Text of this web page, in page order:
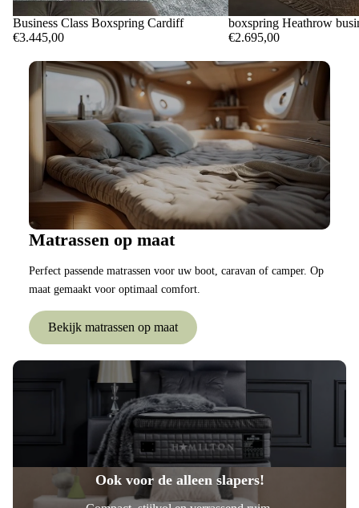
Business Class Boxspring Cardiff
€3.445,00
boxspring Heathrow
€2.695,00
Matrassen op maat
Perfect passende matrassen voor uw boot, caravan of camper. Op
maat gemaakt voor optimaal comfort.
Bekijk matrassen op maat
Ook voor de alleen slapers!